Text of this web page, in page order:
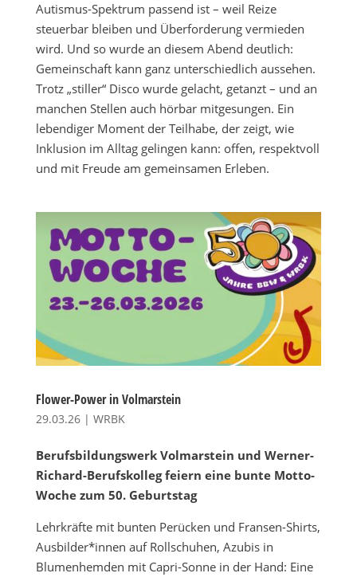
Autismus-Spektrum passend ist – weil Reize
steuerbar bleiben und Überforderung vermieden
wird. Und so wurde an diesem Abend deutlich:
Gemeinschaft kann ganz unterschiedlich aussehen.
Trotz „stiller“ Disco wurde gelacht, getanzt – und an
manchen Stellen auch hörbar mitgesungen. Ein
lebendiger Moment der Teilhabe, der zeigt, wie
Inklusion im Alltag gelingen kann: offen, respektvoll
und mit Freude am gemeinsamen Erleben.
Flower-Power in Volmarstein
29.03.26| WRBK
Berufsbildungswerk Volmarstein und Werner-
Richard-Berufskolleg feiern eine bunte Motto-
Woche zum 50. Geburtstag
Lehrkräfte mit bunten Perücken und Fransen-Shirts,
Ausbilder*innen auf Rollschuhen, Azubis in
Blumenhemden mit Capri-Sonne in der Hand: Eine